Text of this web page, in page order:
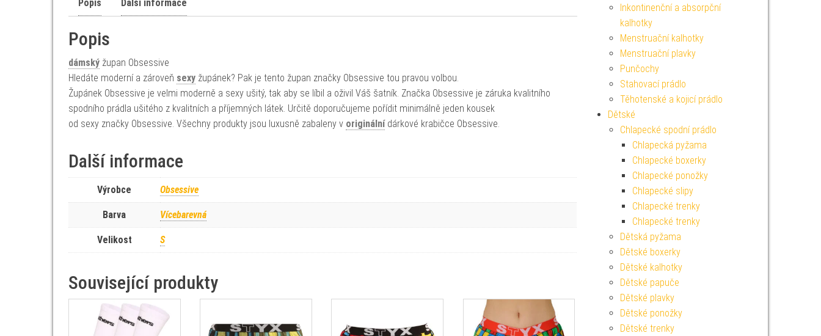
Popis Další informace
Popis
dámský župan Obsessive
Hledáte moderní a zároveň sexy župánek? Pak je tento župan značky Obsessive tou pravou volbou.
Župánek Obsessive je velmi moderně a sexy ušitý, tak aby se líbil a oživil Váš šatník. Značka Obsessive je záruka kvalitního
spodního prádla ušitého z kvalitních a příjemných látek. Určitě doporučujeme pořídit minimálně jeden kousek
od sexy značky Obsessive. Všechny produkty jsou luxusně zabaleny v originálnídárkové krabičce Obsessive.
Další informace
Výrobce Obsessive
Barva Vícebarevná
Velikost S
Související produkty
Inkontinenční a absorpční
kalhotky
Menstruační kalhotky
Menstruační plavky
Punčochy
Stahovací prádlo
Těhotenské a kojicí prádlo
Dětské
Chlapecké spodní prádlo
Chlapecká pyžama
Chlapecké boxerky
Chlapecké ponožky
Chlapecké slipy
Chlapecké trenky
Chlapecké trenky
Dětská pyžama
Dětské boxerky
Dětské kalhotky
Dětské papuče
Dětské plavky
Dětské ponožky
Dětské trenky